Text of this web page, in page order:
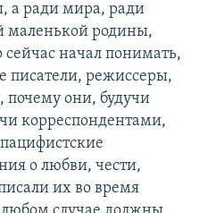
а ради мира, ради
маленькой родины,
начал понимать,
писатели, режиссеры,
они, будучи
корреспондентами,
о любви, чести,
их во время